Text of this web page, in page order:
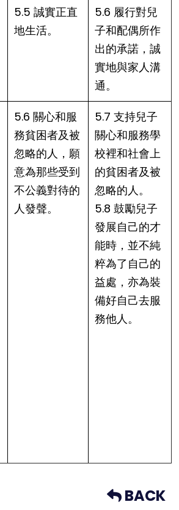
5.5 誠實正直
地生活。
5.6 履行對兒
子和配偶所作
出的承諾，誠
實地與家人溝
通。
5.6 關心和服
務貧困者及被
忽略的人，願
意為那些受到
不公義對待的
人發聲。
5.7 支持兒子
關心和服務學
校裡和社會上
的貧困者及被
忽略的人。
5.8 鼓勵兒子
發展自己的才
能時，並不純
粹為了自己的
益處，亦為裝
備好自己去服
務他人。
BACK